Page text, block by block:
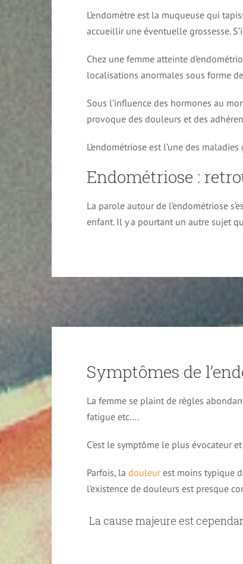
L’endomètre est la muqueuse qui
accueillir une éventuelle grossesse.
Chez une femme atteinte
localisations anormales sous forme
Sous l’influence des hormones au
provoque des douleurs et des
L’endométriose est l’une des
Endométriose :
La parole autour de l’endométriose
enfant. Il y a pourtant un autre sujet
Symptômes de
La femme se plaint de règles
fatigue etc….
C’est le symptôme le plus évocateur
Parfois, la douleurest moins typique
l’existence de douleurs est presque
La cause majeure est